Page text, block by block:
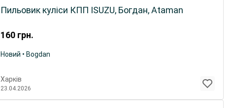
160 грн.
Пильовик куліси КПП ISUZU, Богдан, Ataman
Новий • Bogdan
Харків
23.04.2026